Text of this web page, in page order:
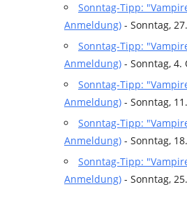
Sonntag-Tipp:
Anmeldung) - Sonntag,
Sonntag-Tipp:
Anmeldung) - Sonntag, 4.
Sonntag-Tipp:
Anmeldung) - Sonntag,
Sonntag-Tipp:
Anmeldung) - Sonntag,
Sonntag-Tipp:
Anmeldung) - Sonntag,